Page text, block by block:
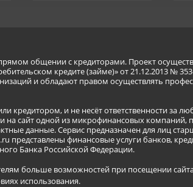
общении с кредиторами. Проект
кредите (займе)» от 21.12.2013 №
и обладают правом осуществлять
кредитором, и не несёт ответственности за
сайт одной из микрофинансовых компаний,
данные. Сервис предназначен для лиц
представлены финансовые услуги банков,
Банка Российской Федерации.
больше возможностей при посещении
использования.